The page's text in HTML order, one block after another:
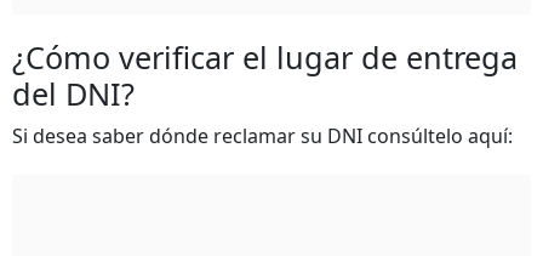
¿Cómo verificar el lugar de entrega
del DNI?
Si desea saber dónde reclamar su DNI consúltelo aquí: